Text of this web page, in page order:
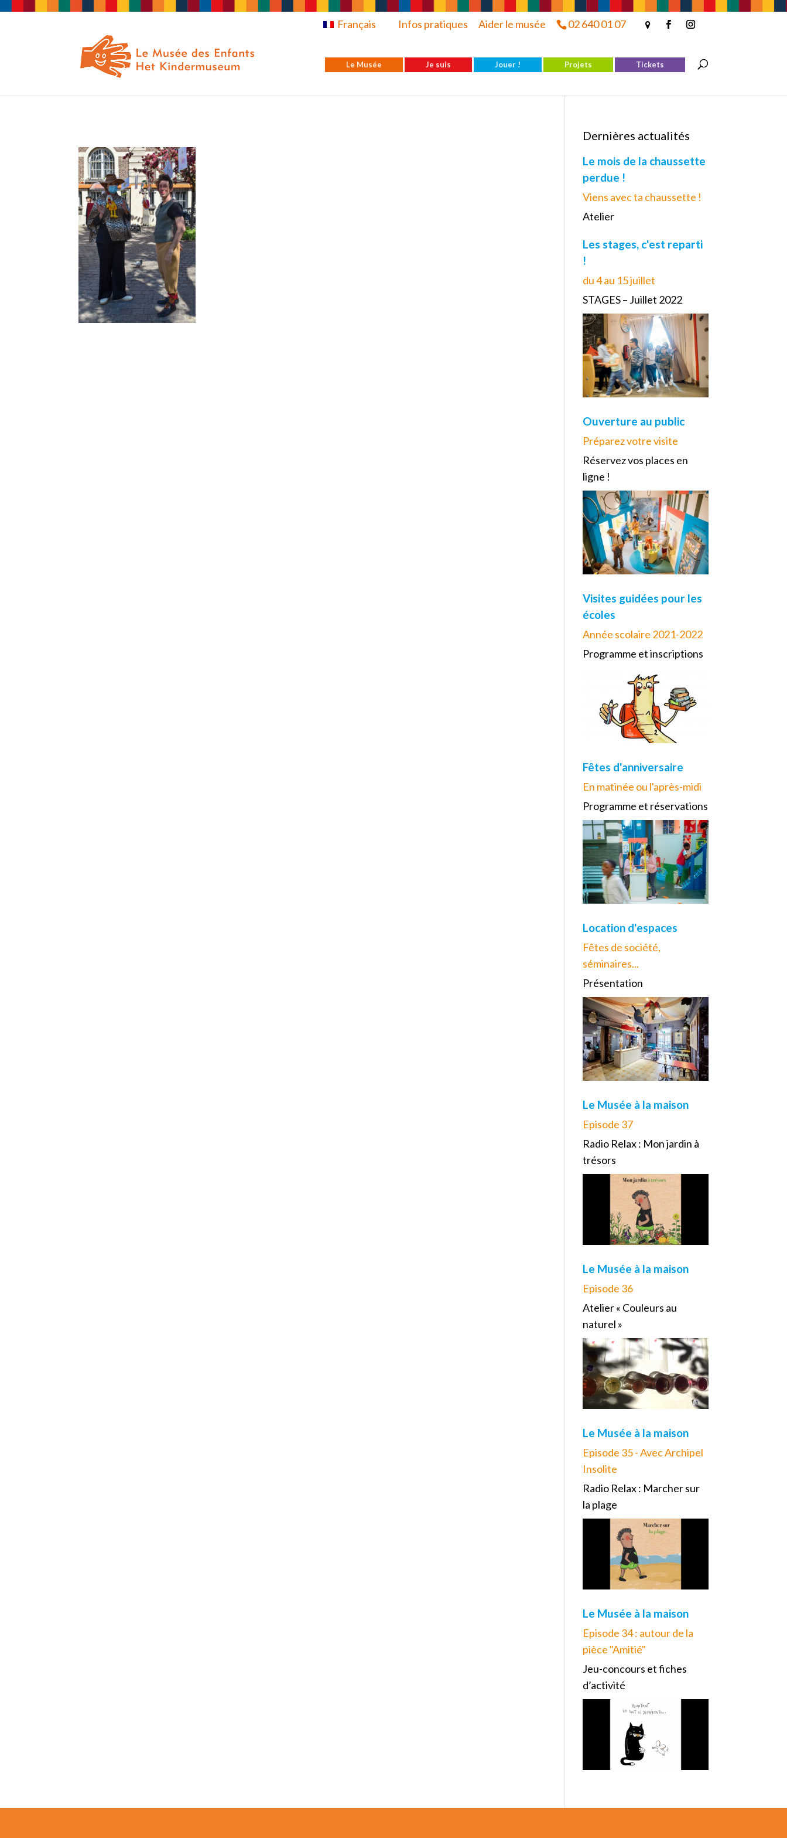
02 640 01 07
Français Infos pratiques Aider le musée
Le Musée Je suis Jouer ! Projets Tickets
Dernières actualités
Le mois de la chaussette
perdue !
Viens avec ta chaussette !
Atelier
Les stages, c'est reparti
!
du 4 au 15 juillet
STAGES – Juillet 2022
Ouverture au public
Préparez votre visite
Réservez vos places en
ligne !
Visites guidées pour les
écoles
Année scolaire 2021-2022
Programme et inscriptions
Fêtes d'anniversaire
En matinée ou l'après-midi
Programme et réservations
Location d'espaces
Fêtes de société,
séminaires...
Présentation
Le Musée à la maison
Episode 37
Radio Relax : Mon jardin à
trésors
Le Musée à la maison
Episode 36
Atelier « Couleurs au
naturel »
Le Musée à la maison
Episode 35 - Avec Archipel
Insolite
Radio Relax : Marcher sur
la plage
Le Musée à la maison
Episode 34 : autour de la
pièce "Amitié"
Jeu-concours et fiches
d’activité